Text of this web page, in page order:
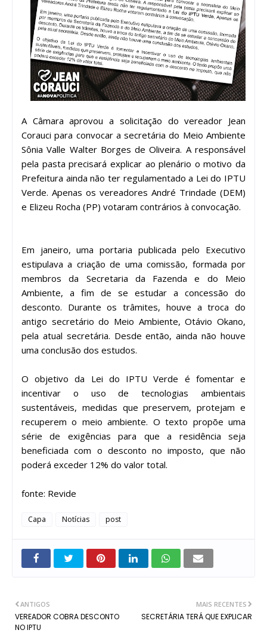
A Câmara aprovou a solicitação do vereador Jean
Corauci para convocar a secretária do Meio Ambiente
Sônia Valle Walter Borges de Oliveira. A responsável
pela pasta precisará explicar ao plenário o motivo da
Prefeitura ainda não ter regulamentado a Lei do IPTU
Verde. Apenas os vereadores André Trindade (DEM)
e Elizeu Rocha (PP) votaram contrários à convocação.
Em janeiro, uma portaria publicada pelo Executivo
estipulava a criação de uma comissão, formada por
membros da Secretaria da Fazenda e do Meio
Ambiente, a fim de se estudar a concessão do
desconto. Durante os trâmites, houve a troca do
antigo secretário do Meio Ambiente, Otávio Okano,
pela atual secretária. Desde então, ainda não houve
uma conclusão dos estudos.
O objetivo da Lei do IPTU Verde é fomentar e
incentivar o uso de tecnologias ambientais
sustentáveis, medidas que preservem, protejam e
recuperem o meio ambiente. O texto propõe uma
série de exigências para que a residência seja
beneficiada com o desconto no imposto, que não
poderá exceder 12% do valor total.
fonte: Revide
Capa Notícias post
MAIS RECENTES
SECRETÁRIA TERÁ QUE EXPLICAR
ANTIGOS
VEREADOR COBRA DESCONTO
NO IPTU